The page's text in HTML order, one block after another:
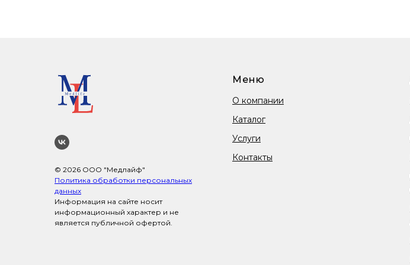
© 2026 ООО "Медлайф"
Политика обработки персональных
данных
Информация на сайте носит
информационный характер и не
является публичной офертой.
Меню
О компании
Каталог
Услуги
Контакты